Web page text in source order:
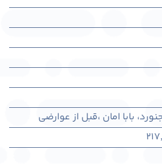
بابا امان ،قبل از عوارضی